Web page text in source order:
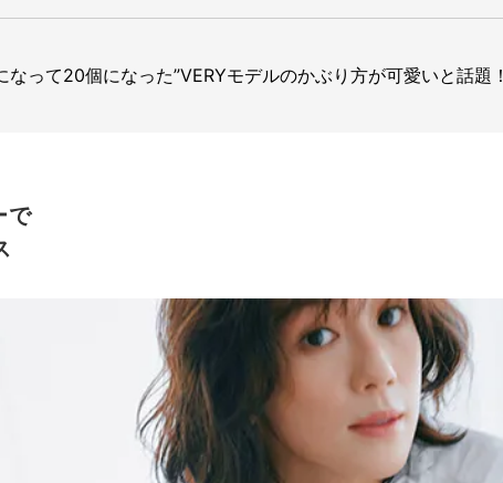
なって20個になった”VERYモデルのかぶり方が可愛いと話題！
で